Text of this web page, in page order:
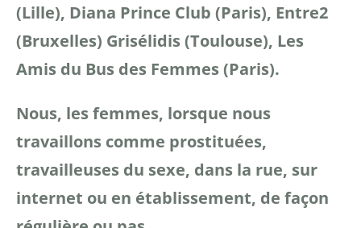
(Lille), Diana Prince Club (Paris), Entre2
(Bruxelles) Grisélidis (Toulouse), Les
Amis du Bus des Femmes (Paris).
Nous, les femmes, lorsque nous
travaillons comme prostituées,
travailleuses du sexe, dans la rue, sur
internet ou en établissement, de façon